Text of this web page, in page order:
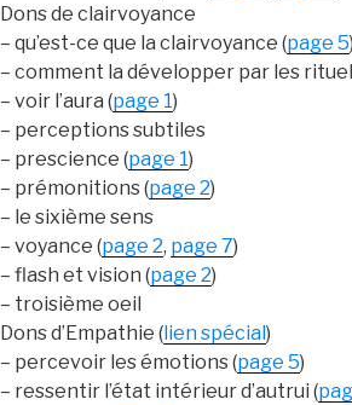
Dons de clairvoyance
– qu’est-ce que la clairvoyance (page 5)
– comment la développer par les
– voir l’aura (page 1)
– perceptions subtiles
– prescience (page 1)
– prémonitions (page 2)
– le sixième sens
– voyance (page 2, page 7)
– flash et vision (page 2)
– troisième oeil
Dons d’Empathie ( lien spécial )
– percevoir les émotions (page 5)
– ressentir l’état intérieur d’autrui (